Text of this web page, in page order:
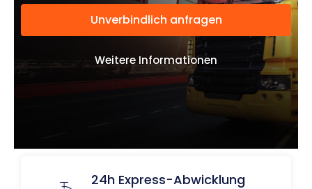
Unverbindlich anfragen
Weitere Informationen
24h Express-Abwicklung